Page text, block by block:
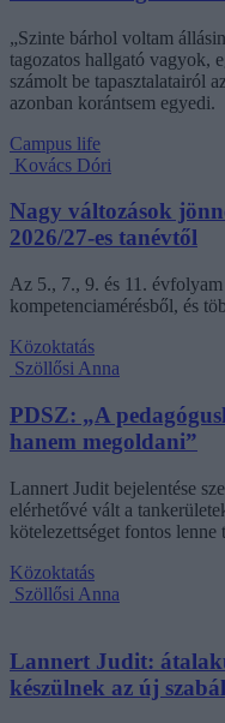
„Szinte bárhol voltam
tagozatos hallgató vagyok,
számolt be tapasztalatairól
azonban korántsem egyedi.
Campus life
Kovács Dóri
Nagy változások
2026/27-es tanévtől
Az 5., 7., 9. és 11.
kompetenciamérésből, és
Közoktatás
Szöllősi Anna
PDSZ: „A
hanem megoldani”
Lannert Judit bejelentése
elérhetővé vált a
kötelezettséget fontos
Közoktatás
Szöllősi Anna
Lannert Judit:
készülnek az új